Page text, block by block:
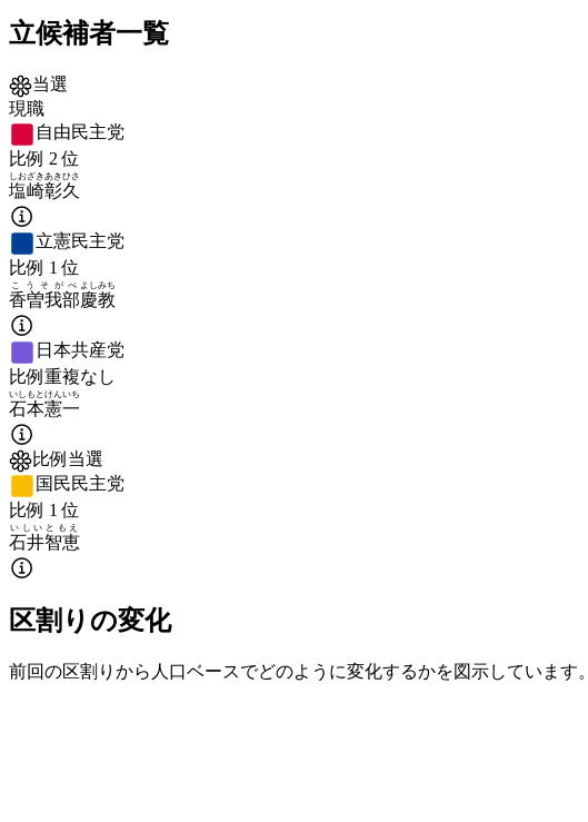
立候補者一覧
当選
現職
自由民主党
比例 2 位
塩崎
しおざき
彰久
あきひさ
立憲民主党
比例 1 位
香曽我部
こうそがべ
慶教
よしみち
日本共産党
比例重複なし
石本
いしもと
憲一
けんいち
比例当選
国民民主党
比例 1 位
石井
いしい
智恵
ともえ
区割りの変化
前回の区割りから人口ベースでどのように変化するかを図示しています。